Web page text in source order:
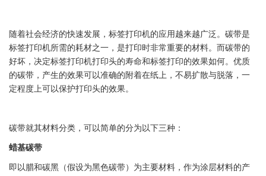
随着社会经济的快速发展， 标签打印机的应用越来越广泛。 碳带是
标签打印机所需的耗材之一，是打印时非常重要的材料。而碳带的
好坏，决定标签打印机打印头的寿命和标签打印的效果如何。优质
的碳带 ，产生的效果可以准确的附着在纸上，不易扩散与脱落，一
定程度上可以保护打印头的效果。
碳带就其材料分类，可以简单的分为以下三种：
蜡基碳带
即以腊和碳黑（假设为黑色碳带）为主要材料，作为涂层材料的产